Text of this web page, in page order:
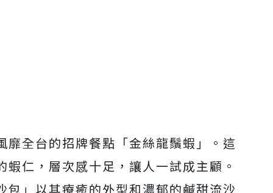
全台的招牌餐點「金絲龍鬚蝦」。這
仁，層次感十足，讓人一試成主顧。
」以其療癒的外型和濃郁的鹹甜流沙